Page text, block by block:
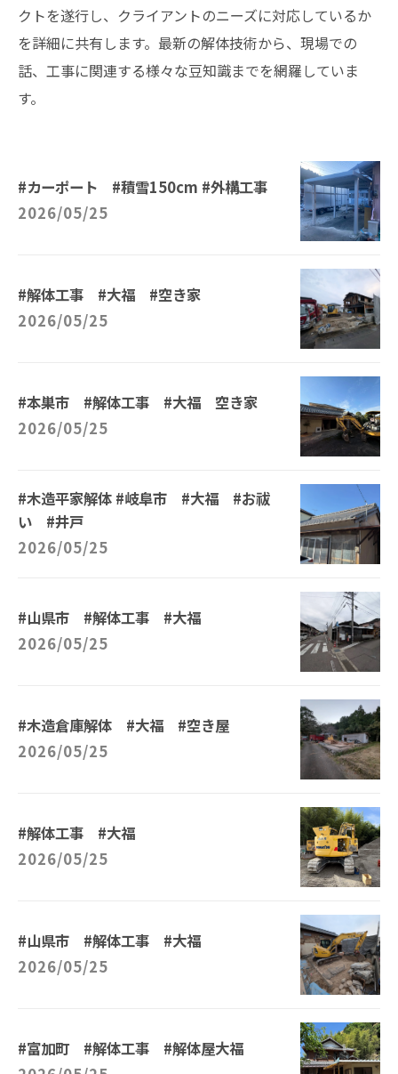
クトを遂行し、クライアントのニーズに対応しているか
を詳細に共有します。最新の解体技術から、現場での
話、工事に関連する様々な豆知識までを網羅していま
す。
#カーポート #積雪150cm #外構工事
2026/05/25
#解体工事 #大福 #空き家
2026/05/25
#本巣市 #解体工事 #大福 空き家
2026/05/25
#木造平家解体 #岐阜市 #大福 #お祓
い #井戸
2026/05/25
#山県市 #解体工事 #大福
2026/05/25
#木造倉庫解体 #大福 #空き屋
2026/05/25
#解体工事 #大福
2026/05/25
#山県市 #解体工事 #大福
2026/05/25
#富加町 #解体工事 #解体屋大福